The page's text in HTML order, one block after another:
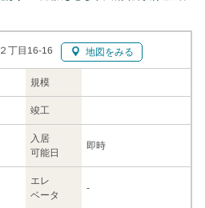
丁目16-16 地図をみる
規模
竣工
入居
可能日
即時
エレ
ベータ
-